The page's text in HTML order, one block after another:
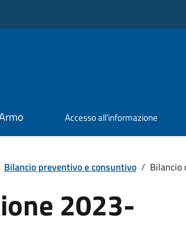
Accesso all'informazione
Bilancio preventivo e consuntivo / Bilancio
2023-